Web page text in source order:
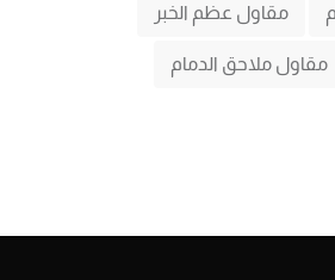
مقاول عظم الخبر
مقاول ملاحق الدمام